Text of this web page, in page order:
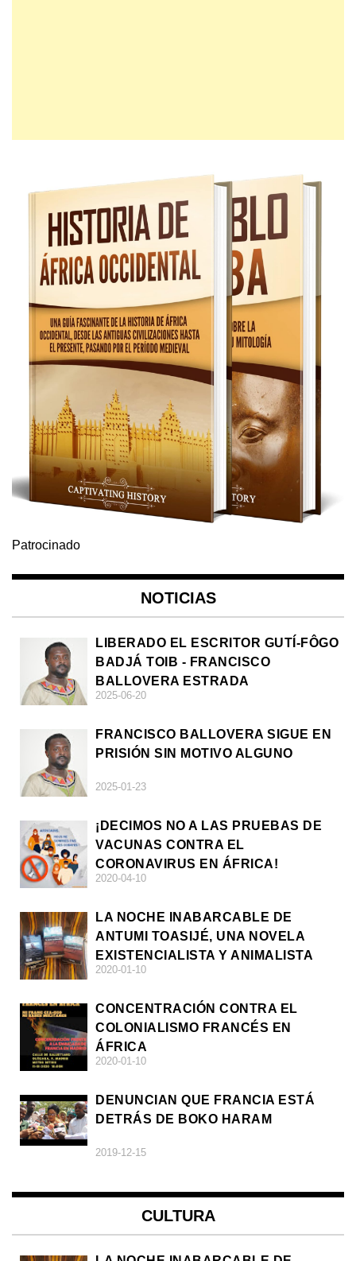
Patrocinado
NOTICIAS
LIBERADO EL ESCRITOR GUTÍ-FÔGO
BADJÁ TOIB - FRANCISCO
BALLOVERA ESTRADA
2025-06-20
FRANCISCO BALLOVERA SIGUE EN
PRISIÓN SIN MOTIVO ALGUNO
2025-01-23
¡DECIMOS NO A LAS PRUEBAS DE
VACUNAS CONTRA EL
CORONAVIRUS EN ÁFRICA!
2020-04-10
LA NOCHE INABARCABLE DE
ANTUMI TOASIJÉ, UNA NOVELA
EXISTENCIALISTA Y ANIMALISTA
2020-01-10
CONCENTRACIÓN CONTRA EL
COLONIALISMO FRANCÉS EN
ÁFRICA
2020-01-10
DENUNCIAN QUE FRANCIA ESTÁ
DETRÁS DE BOKO HARAM
2019-12-15
CULTURA